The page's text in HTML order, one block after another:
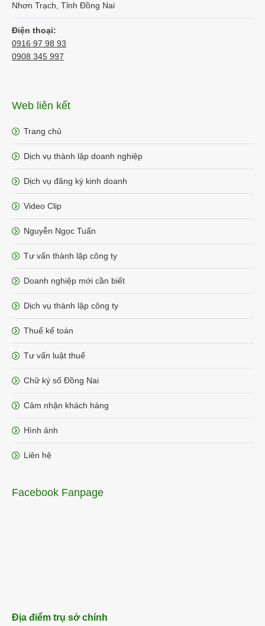
Nhơn Trạch, Tỉnh Đồng Nai
Điện thoại:
0916 97 98 93
0908 345 997
Web liên kết
Trang chủ
Dịch vụ thành lập doanh nghiệp
Dịch vụ đăng ký kinh doanh
Video Clip
Nguyễn Ngọc Tuấn
Tư vấn thành lập công ty
Doanh nghiệp mới cần biết
Dịch vụ thành lập công ty
Thuế kế toán
Tư vấn luật thuế
Chữ ký số Đồng Nai
Cảm nhận khách hàng
Hình ảnh
Liên hệ
Facebook Fanpage
Địa điểm trụ sở chính